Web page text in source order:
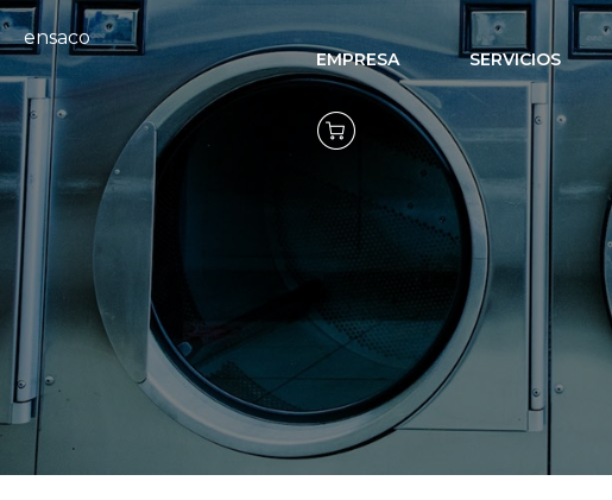
ensaco
EMPRESA SERVICIOS
Domótica